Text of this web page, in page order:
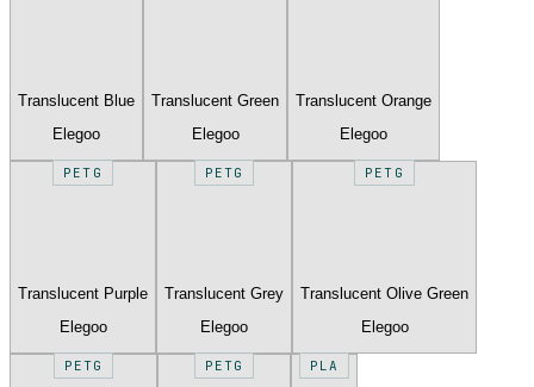
Translucent Blue
Elegoo
Translucent Green
Elegoo
Translucent Orange
Elegoo
PETG
Translucent Purple
Elegoo
PETG
Translucent Grey
Elegoo
PETG
Translucent Olive Green
Elegoo
PETG PETG PLA